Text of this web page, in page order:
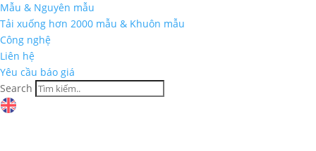
Mẫu & Nguyên mẫu
Tải xuống hơn 2000 mẫu & Khuôn mẫu
Công nghệ
Liên hệ
Yêu cầu báo giá
Search